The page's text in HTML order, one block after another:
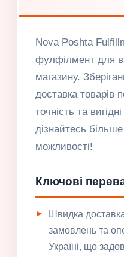
Nova Poshta
фулфілмент для
магазину.
доставка товарів
точність та
дізнайтесь
можливості!
Ключові
Швидка
замовлень та
Україні, що